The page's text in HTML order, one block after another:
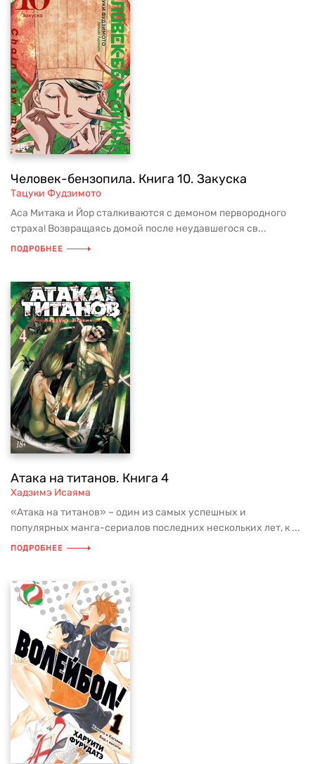
Человек-бензопила. Книга 10. Закуска
Тацуки Фудзимото
Аса Митака и Йор сталкиваются с демоном первородного
страха! Возвращаясь домой после неудавшегося св...
ПОДРОБНЕЕ
Атака на титанов. Книга 4
Хадзимэ Исаяма
«Атака на титанов» – один из самых успешных и
популярных манга-сериалов последних нескольких лет, к ...
ПОДРОБНЕЕ